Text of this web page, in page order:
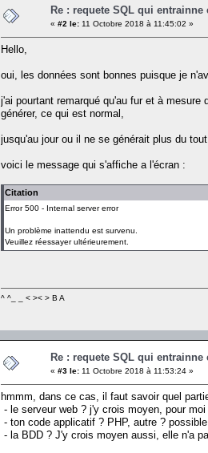
Re : requete SQL qui entrainne
« #2 le: 11 Octobre 2018 à 11:45:02 »
Hello,
oui, les données sont bonnes puisque je
j'ai pourtant remarqué qu'au fur et à
générer, ce qui est normal,
jusqu'au jour ou il ne se générait plus du
voici le message qui s'affiche a l'écran :
Citation
Error 500 - Internal server error
Un problème inattendu est survenu.
Veuillez réessayer ultérieurement.
^ ^_ _ < >< > B A
Re : requete SQL qui entrainne
« #3 le: 11 Octobre 2018 à 11:53:24 »
hmmm, dans ce cas, il faut savoir quel
- le serveur web ? j'y crois moyen, pour
- ton code applicatif ? PHP, autre ?
- la BDD ? J'y crois moyen aussi, elle n'a